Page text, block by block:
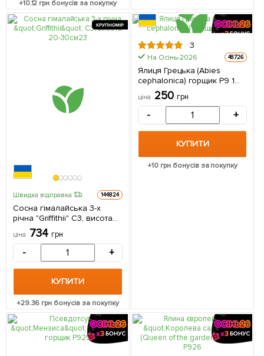
+10.12 грн бонусів за покупку
КРУПНОМІР
Швидка відправка 144824
Сосна гімалайська 3-х
річна "Griffithii" С3, висота
20-30см 1 саджанець в
упаковці
ціна 734 грн
- +
КУПИТИ
+29.36 грн бонусів за покупку
3
На Осінь-2026 48726
Ялиця Грецька (Abies
cephalonica) горщик P9 1
саджанець в упаковці
ціна 250 грн
- +
КУПИТИ
+10грн бонусів за покупку